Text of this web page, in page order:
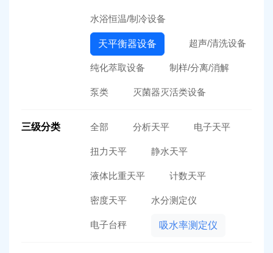
水浴恒温/制冷设备
天平衡器设备 超声/清洗设备
纯化萃取设备 制样/分离/消解
泵类 灭菌器灭活类设备
三级分类 全部 分析天平 电子天平
扭力天平 静水天平
液体比重天平 计数天平
密度天平 水分测定仪
电子台秤 吸水率测定仪